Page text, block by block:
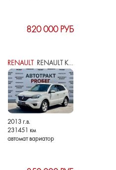
820 000 РУБ
RENAULT RENAULT KOLEOS I РЕСТАЙЛИНГ
2013 г.в.
231451 км
автомат вариатор